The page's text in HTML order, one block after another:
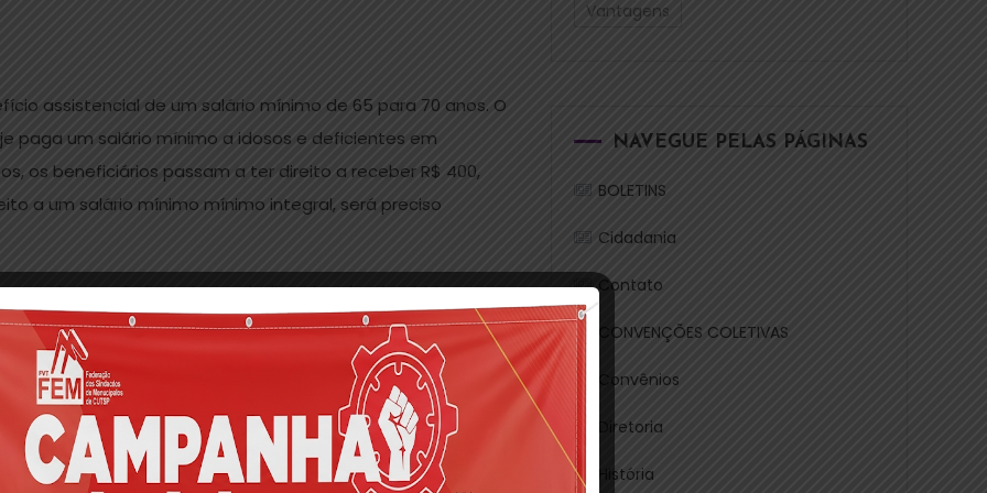
assistencial de um salário mínimo de 65 para 70 anos. O
paga um salário mínimo a idosos e deficientes em
os beneficiários passam a ter direito a receber R$ 400,
a um salário mínimo mínimo integral, será preciso
que ainda estiver trabalhando e for demitido sem
A proposta também retira a obrigatoriedade do
aposentados.
Vantagens
NAVEGUE PELAS PÁGINAS
BOLETINS
Cidadania
Contato
CONVENÇÕES COLETIVAS
Convênios
Diretoria
História